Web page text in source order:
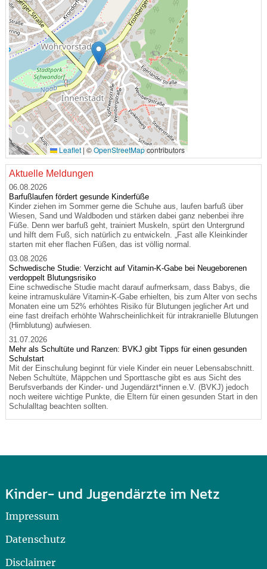
🔍
Leaflet | ©OpenStreetMapcontributors
Aktuelle Meldungen
06.08.2026
Barfußlaufen fördert gesunde Kinderfüße
Kinder ziehen im Sommer gerne die Schuhe aus, laufen barfuß über
Wiesen, Sand und Waldboden und stärken dabei ganz nebenbei ihre
Füße. Denn wer barfuß geht, trainiert Muskeln, spürt den Untergrund
und hilft dem Fuß, sich natürlich zu entwickeln. „Fast alle Kleinkinder
starten mit eher flachen Füßen, das ist völlig normal.
03.08.2026
Schwedische Studie: Verzicht auf Vitamin-K-Gabe bei Neugeborenen
verdoppelt Blutungsrisiko
Eine schwedische Studie macht darauf aufmerksam, dass Babys, die
keine intramuskuläre Vitamin-K-Gabe erhielten, bis zum Alter von sechs
Monaten eine um 52% erhöhtes Risiko für Blutungen jeglicher Art und
eine fast dreifach erhöhte Wahrscheinlichkeit für intrakranielle Blutungen
(Hirnblutung) aufwiesen.
31.07.2026
Mehr als Schultüte und Ranzen: BVKJ gibt Tipps für einen gesunden
Schulstart
Mit der Einschulung beginnt für viele Kinder ein neuer Lebensabschnitt.
Neben Schultüte, Mäppchen und Sporttasche gibt es aus Sicht des
Berufsverbands der Kinder- und Jugendärzt*innen e.V. (BVKJ) jedoch
noch weitere wichtige Punkte, die Eltern für einen gesunden Start in den
Schulalltag beachten sollten.
Kinder- und Jugendärzte im Netz
Impressum
Datenschutz
Disclaimer